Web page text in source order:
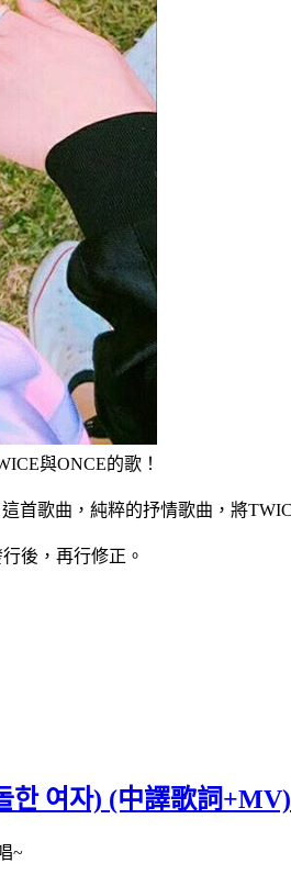
與ONCE的歌！
歌曲，純粹的抒情歌曲，將
後，再行修正。
한 여자) (中譯歌詞+MV)
~